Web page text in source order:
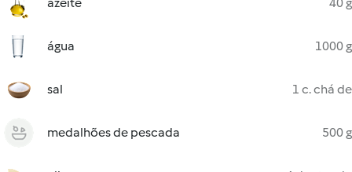
água 1000 g
sal 1 c. chá de
medalhões de pescada 500 g